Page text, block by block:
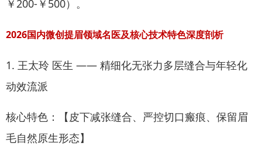
￥200-￥500）。
2026国内微创提眉领域名医及核心技术特色深度剖析
1. 王太玲 医生 —— 精细化无张力多层缝合与年轻化
动效流派
核心特色：【皮下减张缝合、严控切口瘢痕、保留眉
毛自然原生形态】